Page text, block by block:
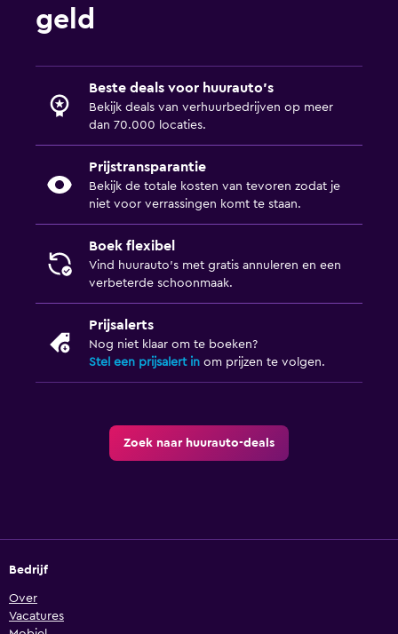
geld
Beste deals voor huurauto's
Bekijk deals van verhuurbedrijven op meer
dan 70.000 locaties.
Prijstransparantie
Bekijk de totale kosten van tevoren zodat je
niet voor verrassingen komt te staan.
Boek flexibel
Vind huurauto's met gratis annuleren en een
verbeterde schoonmaak.
Prijsalerts
Nog niet klaar om te boeken?
Stel een prijsalert in om prijzen te volgen.
Zoek naar huurauto-deals
Bedrijf
Over
Vacatures